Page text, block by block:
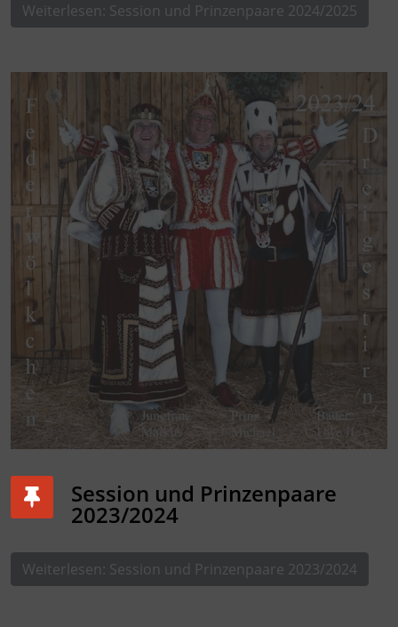
Weiterlesen: Session und Prinzenpaare 2024/2025
Session und Prinzenpaare
2023/2024
Weiterlesen: Session und Prinzenpaare 2023/2024